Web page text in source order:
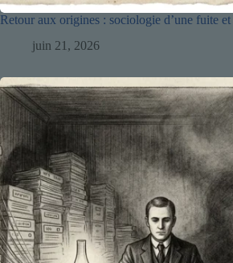
Retour aux origines : sociologie d’une fuite et
juin 21, 2026